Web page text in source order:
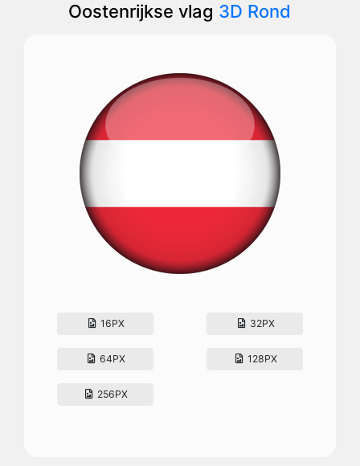
Oostenrijkse vlag 3D Rond
16PX 32PX
64PX 128PX
256PX